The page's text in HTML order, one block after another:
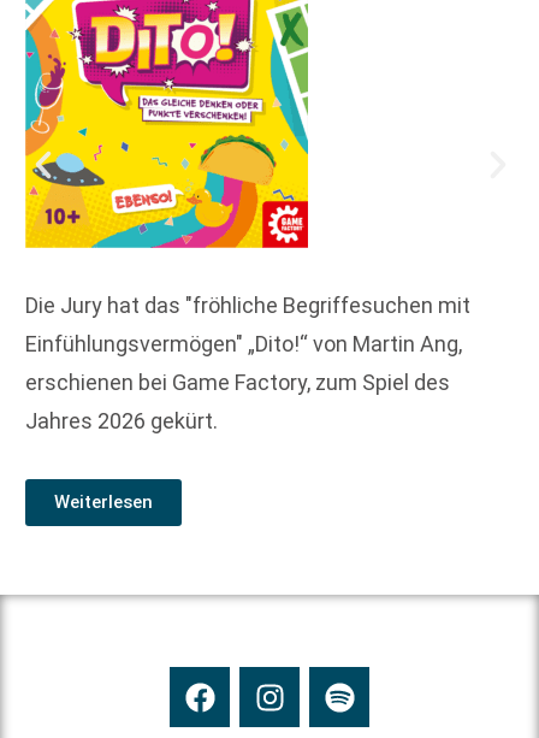
Die Jury hat das "fröhliche Begriffesuchen mit
Einfühlungsvermögen" „Dito!“ von Martin Ang,
erschienen bei Game Factory, zum Spiel des
Jahres 2026 gekürt.
Weiterlesen